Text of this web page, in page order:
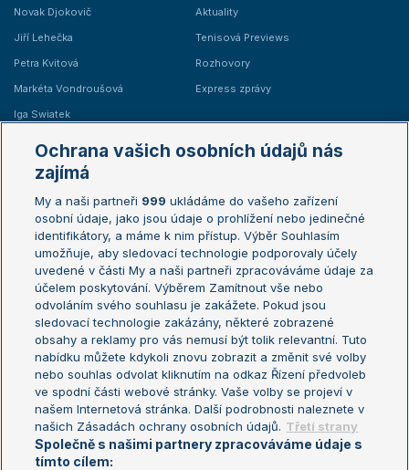
Novak Djokovič
Jiří Lehečka
Petra Kvitová
Markéta Vondroušová
Iga Swiatek
Aktuality
Tenisová Previews
Rozhovory
Express zprávy
Žebříčky
Žebříček ATP (muži)
Žebříček WTA (ženy)
Sázkařský žebříček
Australian Open
French Open
Wimbledon
US Open
Turnaj mistrů
Turnaj mistryň
Aktualní trendy
Fotbalové přestupy
Livesport Daily
LS Prague Open
Ochrana vašich osobních údajů nás
zajímá
My a naši partneři 999 ukládáme do vašeho zařízení
osobní údaje, jako jsou údaje o prohlížení nebo jedinečné
identifikátory, a máme k nim přístup. Výběr Souhlasím
umožňuje, aby sledovací technologie podporovaly účely
uvedené v části My a naši partneři zpracováváme údaje za
účelem poskytování. Výběrem Zamítnout vše nebo
odvoláním svého souhlasu je zakážete. Pokud jsou
sledovací technologie zakázány, některé zobrazené
obsahy a reklamy pro vás nemusí být tolik relevantní. Tuto
nabídku můžete kdykoli znovu zobrazit a změnit své volby
nebo souhlas odvolat kliknutím na odkaz Řízení předvoleb
ve spodní části webové stránky. Vaše volby se projeví v
našem Internetová stránka. Další podrobnosti naleznete v
našich Zásadách ochrany osobních údajů. Třetí strany
Společně s našimi partnery zpracováváme údaje s
tímto cílem: